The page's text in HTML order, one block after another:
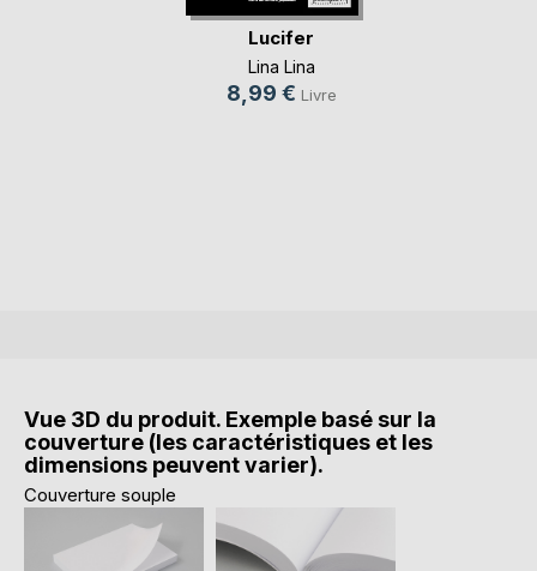
Lucifer
Lina Lina
8,99 € Livre
Vue 3D du produit. Exemple basé sur la
couverture (les caractéristiques et les
dimensions peuvent varier).
Couverture souple